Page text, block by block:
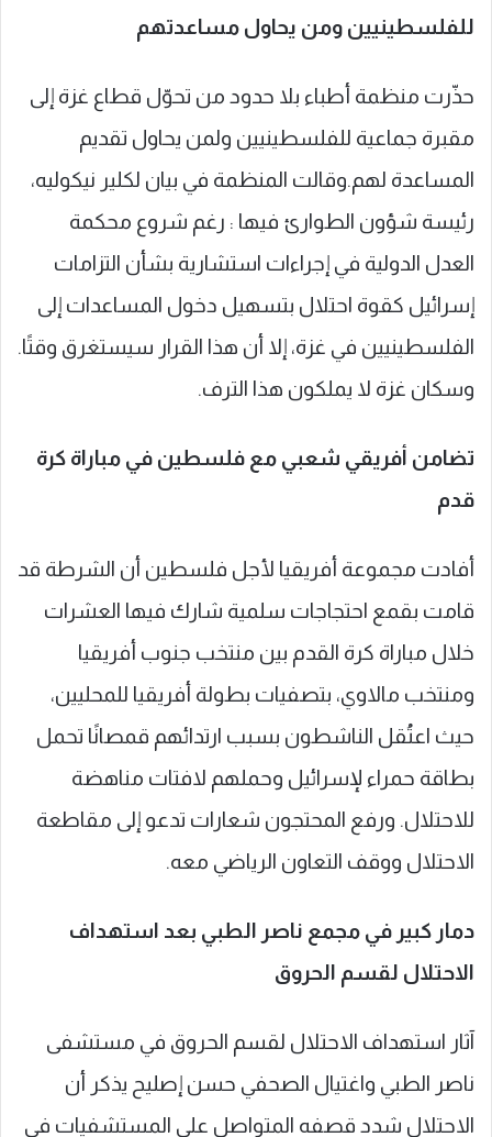
للفلسطينيين ومن يحاول مساعدتهم
حذّرت منظمة أطباء بلا حدود من تحوّل قطاع غزة إلى
مقبرة جماعية للفلسطينيين ولمن يحاول تقديم
المساعدة لهم.وقالت المنظمة في بيان لكلير نيكوليه،
رئيسة شؤون الطوارئ فيها : رغم شروع محكمة
العدل الدولية في إجراءات استشارية بشأن التزامات
إسرائيل كقوة احتلال بتسهيل دخول المساعدات إلى
الفلسطينيين في غزة، إلا أن هذا القرار سيستغرق وقتًا.
وسكان غزة لا يملكون هذا الترف.
تضامن أفريقي شعبي مع فلسطين في مباراة كرة
قدم
أفادت مجموعة أفريقيا لأجل فلسطين أن الشرطة قد
قامت بقمع احتجاجات سلمية شارك فيها العشرات
خلال مباراة كرة القدم بين منتخب جنوب أفريقيا
ومنتخب مالاوي، بتصفيات بطولة أفريقيا للمحليين،
حيث اعتُقل الناشطون بسبب ارتدائهم قمصانًا تحمل
بطاقة حمراء لإسرائيل وحملهم لافتات مناهضة
للاحتلال. ورفع المحتجون شعارات تدعو إلى مقاطعة
الاحتلال ووقف التعاون الرياضي معه.
دمار كبير في مجمع ناصر الطبي بعد استهداف
الاحتلال لقسم الحروق
آثار استهداف الاحتلال لقسم الحروق في مستشفى
ناصر الطبي واغتيال الصحفي حسن إصليح يذكر أن
الاحتلال شدد قصفه المتواصل على المستشفيات في